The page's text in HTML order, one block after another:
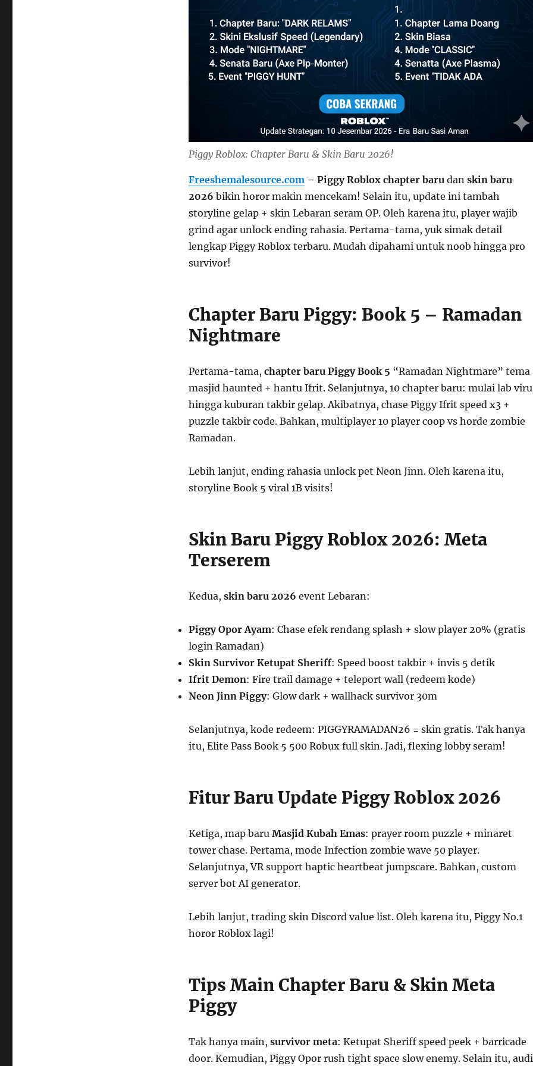
Piggy Roblox: Chapter Baru & Skin Baru 2026!
Freeshemalesource.com– Piggy Roblox chapter barudan skin baru
2026 bikin horor makin mencekam! Selain itu, update ini tambah
storyline gelap + skin Lebaran seram OP. Oleh karena itu, player wajib
grind agar unlock ending rahasia. Pertama-tama, yuk simak detail
lengkap Piggy Roblox terbaru. Mudah dipahami untuk noob hingga pro
survivor!
Chapter Baru Piggy: Book 5 – Ramadan
Nightmare
Pertama-tama, chapter baru Piggy Book 5 “Ramadan Nightmare” tema
masjid haunted + hantu Ifrit. Selanjutnya, 10 chapter baru: mulai lab
hingga kuburan takbir gelap. Akibatnya, chase Piggy Ifrit speed x3 +
puzzle takbir code. Bahkan, multiplayer 10 player coop vs horde zombie
Ramadan.
Lebih lanjut, ending rahasia unlock pet Neon Jinn. Oleh karena itu,
storyline Book 5 viral 1B visits!
Skin Baru Piggy Roblox 2026: Meta
Terserem
Kedua, skin baru 2026 event Lebaran:
Piggy Opor Ayam: Chase efek rendang splash + slow player 20% (gratis
login Ramadan)
Skin Survivor Ketupat Sheriff: Speed boost takbir + invis 5 detik
Ifrit Demon: Fire trail damage + teleport wall (redeem kode)
Neon Jinn Piggy: Glow dark + wallhack survivor 30m
Selanjutnya, kode redeem: PIGGYRAMADAN26 = skin gratis. Tak hanya
itu, Elite Pass Book 5 500 Robux full skin. Jadi, flexing lobby seram!
Fitur Baru Update Piggy Roblox 2026
Ketiga, map baru Masjid Kubah Emas: prayer room puzzle + minaret
tower chase. Pertama, mode Infection zombie wave 50 player.
Selanjutnya, VR support haptic heartbeat jumpscare. Bahkan, custom
server bot AI generator.
Lebih lanjut, trading skin Discord value list. Oleh karena itu, Piggy No.1
horor Roblox lagi!
Tips Main Chapter Baru & Skin Meta
Piggy
Tak hanya main, survivor meta: Ketupat Sheriff speed peek + barricade
door. Kemudian, Piggy Opor rush tight space slow enemy. Selain itu,